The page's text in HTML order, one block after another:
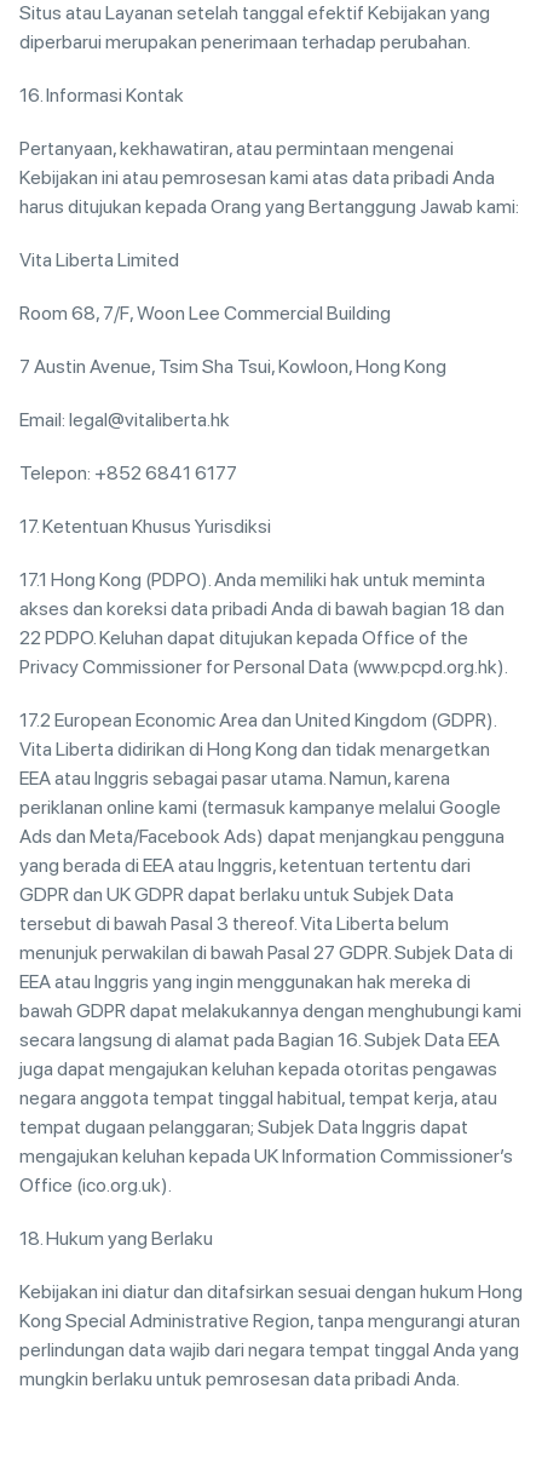
Situs atau Layanan setelah tanggal efektif Kebijakan yang
diperbarui merupakan penerimaan terhadap perubahan.
16. Informasi Kontak
Pertanyaan, kekhawatiran, atau permintaan mengenai
Kebijakan ini atau pemrosesan kami atas data pribadi Anda
harus ditujukan kepada Orang yang Bertanggung Jawab kami:
Vita Liberta Limited
Room 68, 7/F, Woon Lee Commercial Building
7 Austin Avenue, Tsim Sha Tsui, Kowloon, Hong Kong
Email: legal@vitaliberta.hk
Telepon: +852 6841 6177
17. Ketentuan Khusus Yurisdiksi
17.1 Hong Kong (PDPO). Anda memiliki hak untuk meminta
akses dan koreksi data pribadi Anda di bawah bagian 18 dan
22 PDPO. Keluhan dapat ditujukan kepada Office of the
Privacy Commissioner for Personal Data (www.pcpd.org.hk).
17.2 European Economic Area dan United Kingdom (GDPR).
Vita Liberta didirikan di Hong Kong dan tidak menargetkan
EEA atau Inggris sebagai pasar utama. Namun, karena
periklanan online kami (termasuk kampanye melalui Google
Ads dan Meta/Facebook Ads) dapat menjangkau pengguna
yang berada di EEA atau Inggris, ketentuan tertentu dari
GDPR dan UK GDPR dapat berlaku untuk Subjek Data
tersebut di bawah Pasal 3 thereof. Vita Liberta belum
menunjuk perwakilan di bawah Pasal 27 GDPR. Subjek Data di
EEA atau Inggris yang ingin menggunakan hak mereka di
bawah GDPR dapat melakukannya dengan menghubungi kami
secara langsung di alamat pada Bagian 16. Subjek Data EEA
juga dapat mengajukan keluhan kepada otoritas pengawas
negara anggota tempat tinggal habitual, tempat kerja, atau
tempat dugaan pelanggaran; Subjek Data Inggris dapat
mengajukan keluhan kepada UK Information Commissioner’s
Office (ico.org.uk).
18. Hukum yang Berlaku
Kebijakan ini diatur dan ditafsirkan sesuai dengan hukum Hong
Kong Special Administrative Region, tanpa mengurangi aturan
perlindungan data wajib dari negara tempat tinggal Anda yang
mungkin berlaku untuk pemrosesan data pribadi Anda.